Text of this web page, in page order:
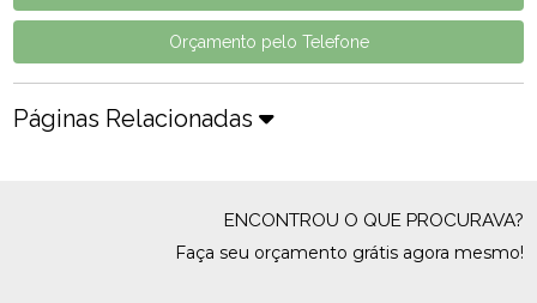
Orçamento pelo Telefone
Páginas Relacionadas
ENCONTROU O QUE PROCURAVA?
Faça seu orçamento grátis agora mesmo!